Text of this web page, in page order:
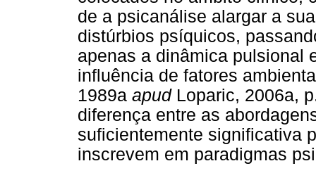
de a psicanálise alargar a
distúrbios psíquicos,
apenas a dinâmica pulsional
influência de fatores
1989a apudLoparic, 2006a,
diferença entre as
suficientemente significativa
inscrevem em paradigmas